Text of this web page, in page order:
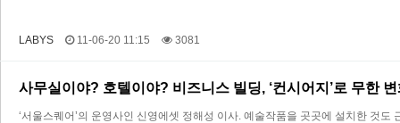
LABYS 11-06-20 11:15 3081
사무실이야? 호텔이야? 비즈니스 빌딩, ‘컨시어지’로 무한
‘서울스퀘어’의 운영사인 신영에셋 정해성 이사. 예술작품을 곳곳에 설치한 것